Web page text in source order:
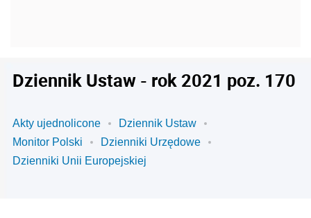
Dziennik Ustaw - rok 2021 poz. 170
Akty ujednolicone
Dziennik Ustaw
Monitor Polski
Dzienniki Urzędowe
Dzienniki Unii Europejskiej